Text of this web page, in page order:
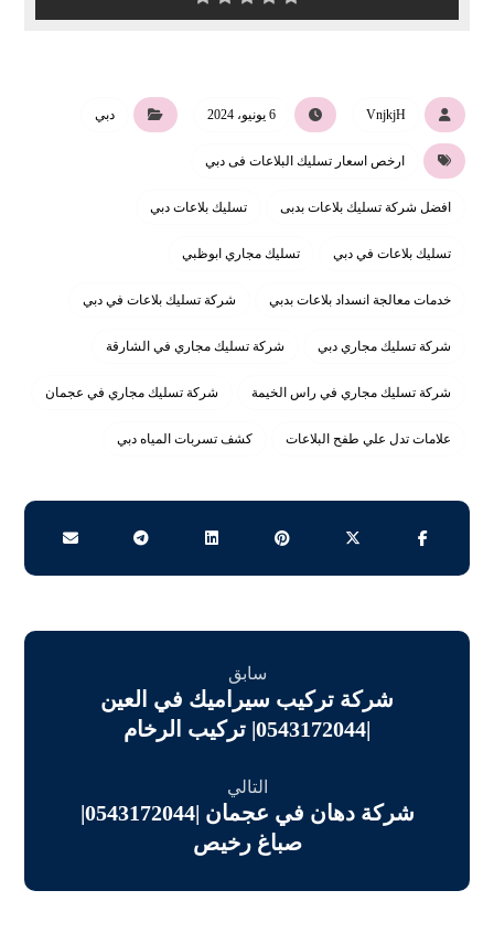
VnjkjH 6 يونيو، 2024 دبي
ارخص اسعار تسليك البلاعات فى دبي
افضل شركة تسليك بلاعات بدبى تسليك بلاعات دبي
تسليك بلاعات في دبي تسليك مجاري ابوظبي
خدمات معالجة انسداد بلاعات بدبي شركة تسليك بلاعات في دبي
شركة تسليك مجاري دبي شركة تسليك مجاري في الشارقة
شركة تسليك مجاري في راس الخيمة شركة تسليك مجاري في عجمان
علامات تدل علي طفح البلاعات كشف تسربات المياه دبي
سابق
شركة تركيب سيراميك في العين
|0543172044| تركيب الرخام
التالي
شركة دهان في عجمان |0543172044|
صباغ رخيص